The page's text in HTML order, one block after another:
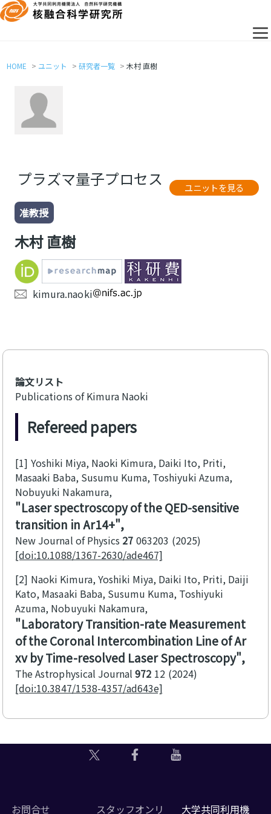
HOME ユニット 研究者一覧 木村 直樹
プラズマ量子プロセス ユニットを見る
准教授
木村 直樹
kimura.naoki
論文リスト
Publications of Kimura Naoki
Refereed papers
[1] Yoshiki Miya, Naoki Kimura, Daiki Ito, Priti,
Masaaki Baba, Susumu Kuma, Toshiyuki Azuma,
Nobuyuki Nakamura
Laser spectroscopy of the QED-sensitive
transition in Ar14+
New Journal of Physics 27 063203 2025
[doi:10.1088/1367-2630/ade467]
[2] Naoki Kimura, Yoshiki Miya, Daiki Ito, Priti, Daiji
Kato, Masaaki Baba, Susumu Kuma, Toshiyuki
Azuma, Nobuyuki Nakamura
Laboratory Transition-rate Measurement
of the Coronal Intercombination Line of Ar
xv by Time-resolved Laser Spectroscopy
The Astrophysical Journal 972 12 2024
[doi:10.3847/1538-4357/ad643e]
お問合せ スタッフオンリ 大学共同利用機